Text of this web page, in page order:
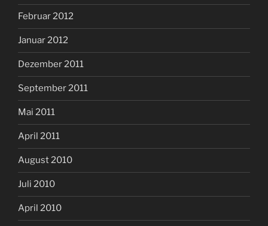
Februar 2012
Januar 2012
Dezember 2011
September 2011
Mai 2011
April 2011
August 2010
Juli 2010
April 2010